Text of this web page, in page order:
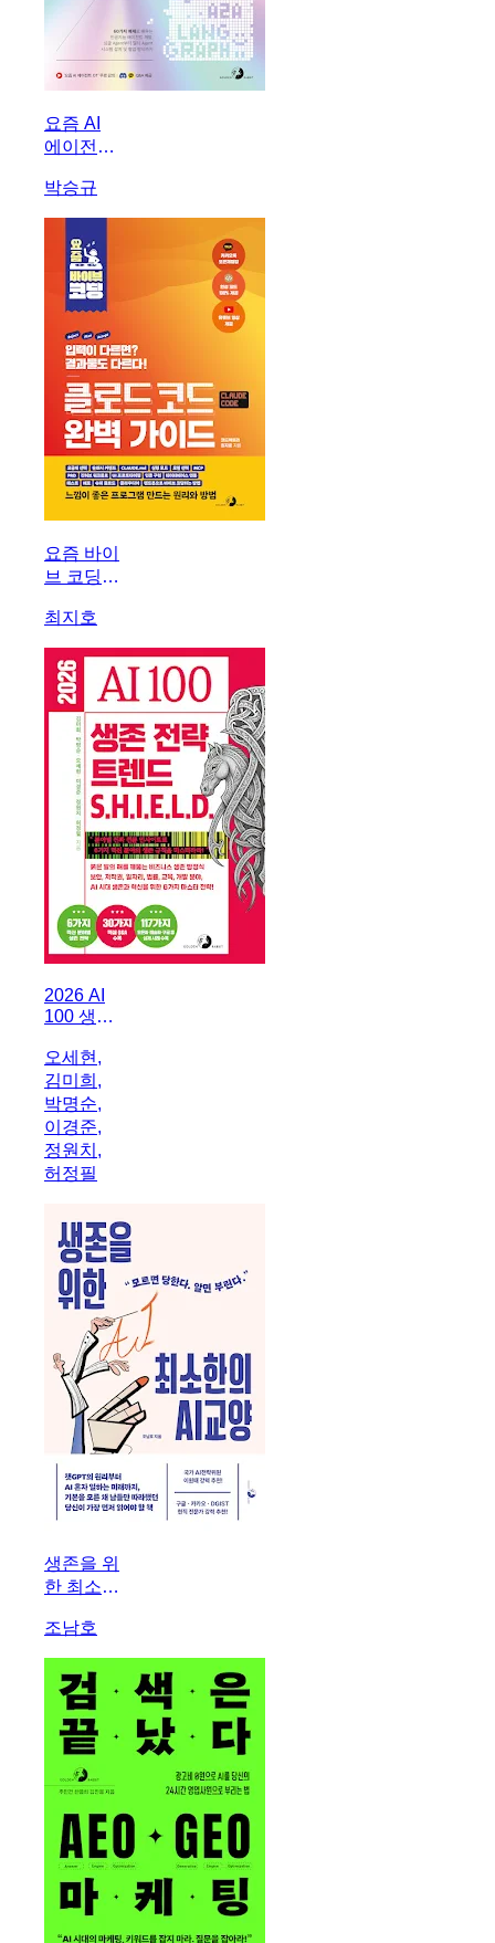
요즘 AI
에이전트
LLM
MCP
LangChain
A2A
LangGraph
박승규
요즘 바이
브 코딩
드 완벽
가이드
최지호
2026 AI
100 생존
드 쉴드
(SHIELD)
오세현,
김미희,
박명순,
이경준,
정원치,
허정필
생존을 위
한 최소한
양
조남호